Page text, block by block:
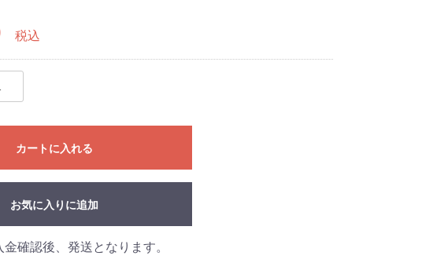
税込
カートに入れる
お気に入りに追加
確認後、発送となります。